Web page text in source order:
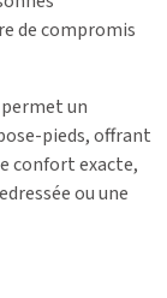
de compromis
un
pieds, offrant
confort exacte,
ou une